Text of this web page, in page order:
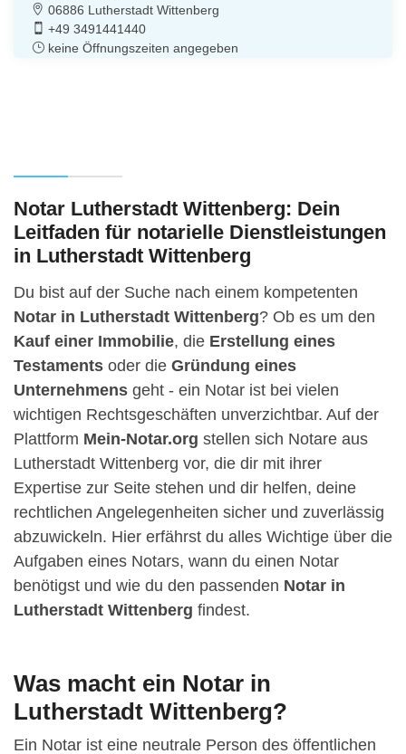
06886 Lutherstadt Wittenberg
+49 3491441440
keine Öffnungszeiten angegeben
Notar Lutherstadt Wittenberg: Dein
Leitfaden für notarielle Dienstleistungen
in Lutherstadt Wittenberg
Du bist auf der Suche nach einem kompetenten
Notar in Lutherstadt Wittenberg? Ob es um den
Kauf einer Immobilie, die Erstellung eines
Testaments oder die Gründung eines
Unternehmens geht - ein Notar ist bei vielen
wichtigen Rechtsgeschäften unverzichtbar. Auf der
Plattform Mein-Notar.org stellen sich Notare aus
Lutherstadt Wittenberg vor, die dir mit ihrer
Expertise zur Seite stehen und dir helfen, deine
rechtlichen Angelegenheiten sicher und zuverlässig
abzuwickeln. Hier erfährst du alles Wichtige über die
Aufgaben eines Notars, wann du einen Notar
benötigst und wie du den passenden Notar in
Lutherstadt Wittenberg findest.
Was macht ein Notar in
Lutherstadt Wittenberg?
Ein Notar ist eine neutrale Person des öffentlichen